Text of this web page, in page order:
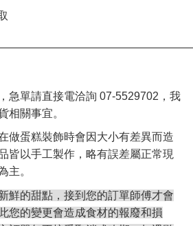
急單請直接電洽詢 07-5529702， 我
相關事宜。
做蛋糕裝飾時會因大小有差異而造
皆以手工製作，略有誤差屬正常現
主。
鮮的甜點，接到您的訂單師傅才會
您的變更會造成食材的報廢和損